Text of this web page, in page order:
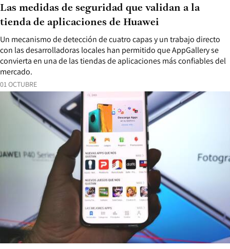
01 OCTUBRE
Un mecanismo de detección de cuatro capas y un trabajo directo
con las desarrolladoras locales han permitido que AppGallery se
convierta en una de las tiendas de aplicaciones más confiables del
mercado.
Las medidas de seguridad que validan a la
tienda de aplicaciones de Huawei